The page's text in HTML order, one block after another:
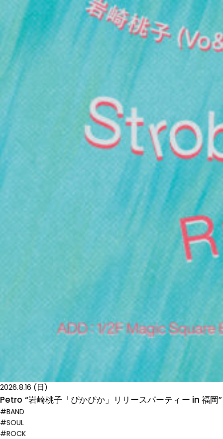
2026.8.16 (日)
Petro “岩崎桃子「ぴかぴか」リリースパーティー in 福岡”
#BAND
#SOUL
#ROCK